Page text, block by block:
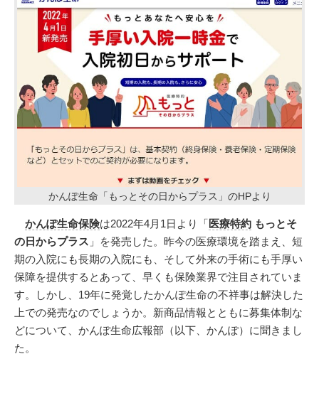
かんぽ生命「もっとその日からプラス」のHPより
かんぽ生命保険は2022年4月1日より「医療特約 もっとそ
の日からプラス 」を発売した。昨今の医療環境を踏まえ、短
期の入院にも長期の入院にも、そして外来の手術にも手厚い
保障を提供するとあって、早くも保険業界で注目されていま
す。しかし、19年に発覚したかんぽ生命の不祥事は解決した
上での発売なのでしょうか。新商品情報とともに募集体制な
どについて、かんぽ生命広報部（以下、かんぽ）に聞きまし
た。